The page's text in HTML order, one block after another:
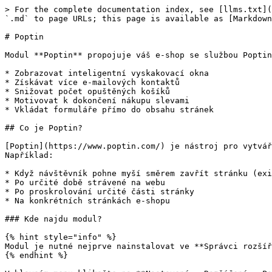
> For the complete documentation index, see [llms.txt](https://napoveda.rocketoo.cz/llms.txt). Markdown versions of documentation pages are available by appending `.md` to page URLs; this page is available as [Markdown](https://napoveda.rocketoo.cz/rocketoo/rozsireni/poptin.md).

# Poptin

Modul **Poptin** propojuje váš e-shop se službou Poptin.com a umožňuje:

* Zobrazovat inteligentní vyskakovací okna
* Získávat více e-mailových kontaktů
* Snižovat počet opuštěných košíků
* Motivovat k dokončení nákupu slevami
* Vkládat formuláře přímo do obsahu stránek

## Co je Poptin?

[Poptin](https://www.poptin.com/) je nástroj pro vytváření pop-up oken a kontaktních formulářů, které se zobrazují návštěvníkům podle jejich chování na webu. Například:

* Když návštěvník pohne myší směrem zavřít stránku (exit-intent)
* Po určité době strávené na webu
* Po proskrolování určité části stránky
* Na konkrétních stránkách e-shopu

### Kde najdu modul?

{% hint style="info" %}
Modul je nutné nejprve nainstalovat ve **Správci rozšíření**.&#x20;
{% endhint %}

V hlavním menu klikněte na **Nastavení → Rozšíření → Poptin**.

## Nastavení modulu

{% stepper %}
{% step %}

### Vytvoření účtu na Poptin.com

Před nastavením modulu potřebujete účet na Poptin.com:

* Přejděte na <https://www.poptin.com>
* Klikněte na **Sign Up** a vytvořte účet
* Dokončete registraci
* Přihlaste se do administrace Poptin
  {% endstep %}

{% step %}

### Získání User ID

* V administraci Poptin klikněte na **Settings** (ikona ozubeného kola)
* V menu vlevo vyberte **Installation Code**
* Klikněte na jakoukoli platformu (např. **Shopify**, **WordPress**)
* Zkopírujte číslo z kódu, které vypadá takto:

```
ppt("create", "12345");
```

Vaše User ID je v tomto příkladu **12345**
{% endstep %}

{% step %}

### Nastavení v Rocketoo

* V Rocketoo přejděte do **Nastavení → Poptin**
* Vyplňte:
  * **Poptin user ID** - vložte číslo získané v předchozím kroku
  * **Aktivovat Poptin na e-shopu** - zapněte přepínač
* Klikněte **Uložit**

✅ Hotovo! Od této chvíle se všechny pop-upy vytvořené v Poptin.com automaticky zobrazují na vašem e-shopu.
{% endstep %}
{% endstepper %}

## Vytvoření pop-up okna

Pop-up okna vytváříte přímo v administraci Poptin.com. Rocketoo je automaticky zobrazí na vašem e-shopu.

{% stepper %}
{% step %}

### Základní postup

* Přihlaste se do Poptin.com
* Klikněte na tlačítko "Create Poptin"
* Vyberte typ pop-upu:
  * Lightbox - klasické vyskakovací okno uprostřed obrazovky
  * Slide-in - okno vysouvající se z rohu
  * Top Bar - lišta v horní části stránky
  * Embedded Form - formulář vložený přímo do stránky
    {% endstep %}

{% step %}

### Vyberte šablonu

* Newsletter subscription - sběr e-mailů
* Discount offer - nabídka slevy
* Announcement - oznámení
* Contact form - kontaktní formulář
* Video - video pop-up
* Exit-intent - zobrazení při odchodu
  {% endstep %}

{% step %}

### Upravte design

* Text - změňte nadpisy a texty
* Barvy - přizpůsobte barvám vašeho e-shopu
* Obrázky - přidejte vlastní obrázky
* Tlačítka - upravte texty a barvy tlačítek
  {% endstep %}

{% step %}

### Nastavte pravidla zobrazení

* Kdy se má pop-up zobrazit (ihned, po 5 sekundách, po scrollování...)
* Na kterých stránkách (všechny stránky, konkrétní URL...)
* Kolikrát se má zobrazit jednomu návštěvníkovi
  {% endstep %}

{% step %}